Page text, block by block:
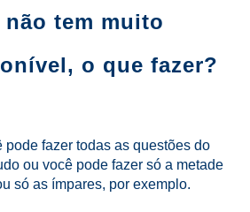
não tem muito
o que fazer?
pode fazer todas as questões do
ou você pode fazer só a metade
só as ímpares, por exemplo.